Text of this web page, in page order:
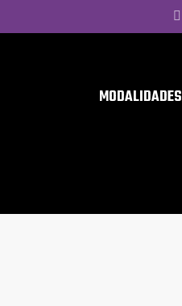
MODALIDADES